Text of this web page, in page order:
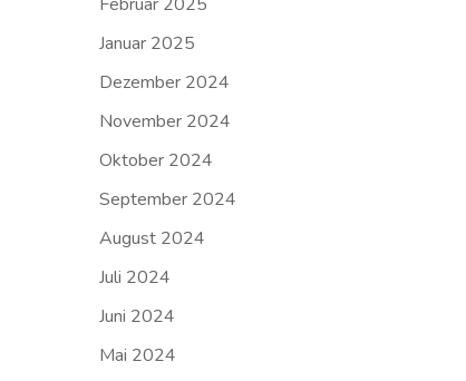
Januar 2025
Dezember 2024
November 2024
Oktober 2024
September 2024
August 2024
Juli 2024
Juni 2024
Mai 2024